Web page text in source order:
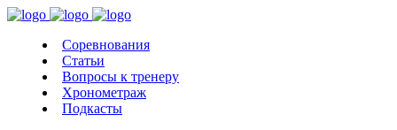
Соревнования
Статьи
Вопросы к тренеру
Хронометраж
Подкасты